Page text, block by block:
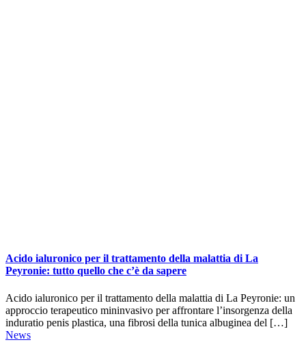
Acido ialuronico per il trattamento della malattia di La
Peyronie: tutto quello che c’è da sapere
Acido ialuronico per il trattamento della malattia di La Peyronie: un
approccio terapeutico mininvasivo per affrontare l’insorgenza della
induratio penis plastica, una fibrosi della tunica albuginea del […]
News